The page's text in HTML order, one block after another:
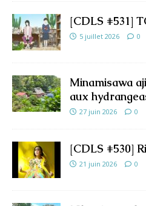
[CDLS #531]
5 juillet 2026 0
Minamisawa
aux
27 juin 2026 0
[CDLS #530]
21 juin 2026 0